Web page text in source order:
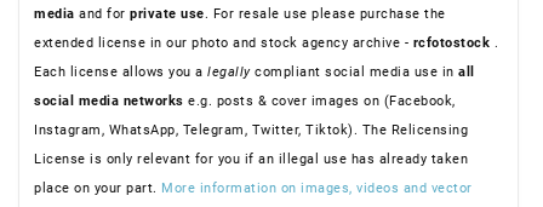
media and for private use . For resale use please purchase the
extended license in our photo and stock agency archive - rcfotostock
Each license allows you a legallycompliant social media use in all
social media networks e.g. posts & cover images on (Facebook,
Instagram, WhatsApp, Telegram, Twitter, Tiktok). The Relicensing
License is only relevant for you if an illegal use has already taken
place on your part. More information on images, videos and vector